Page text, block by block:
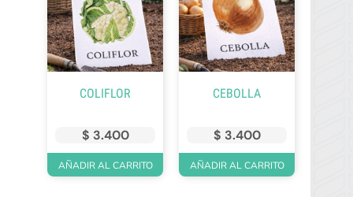
COLIFLOR
$ 3.400
AÑADIR AL CARRITO
CEBOLLA
$ 3.400
AÑADIR AL CARRITO